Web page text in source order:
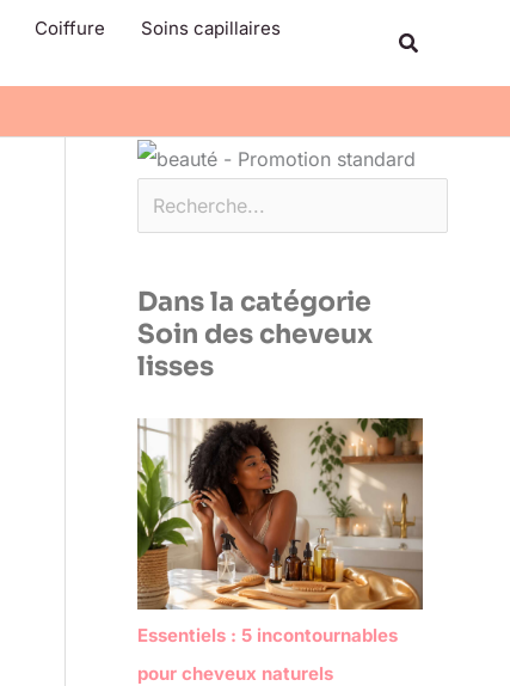
Coiffure
Soins capillaires
Rechercher
Dans la catégorie
Soin des cheveux
lisses
Essentiels : 5 incontournables
pour cheveux naturels